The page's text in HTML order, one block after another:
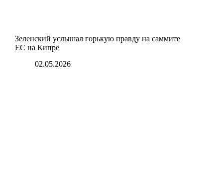
Зеленский услышал горькую правду на саммите
ЕС на Кипре
02.05.2026